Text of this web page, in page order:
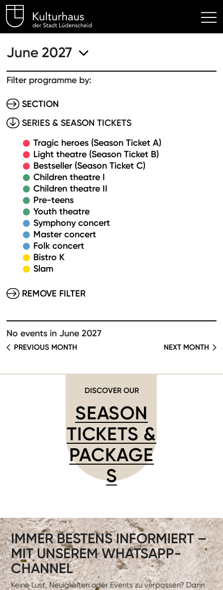
Kulturhaus Lüdenscheid
June 2027
Filter programme by:
SECTION
SERIES & SEASON TICKETS
Tragic heroes (Season Ticket A)
Light theatre (Season Ticket B)
Bestseller (Season Ticket C)
Children theatre I
Children theatre II
Pre-teens
Youth theatre
Symphony concert
Master concert
Folk concert
Bistro K
Slam
REMOVE FILTER
No events in June 2027
PREVIOUS MONTH NEXT MONTH
DISCOVER OUR
SEASON
TICKETS &
PACKAGE
S
IMMER BESTENS INFORMIERT –
MIT UNSEREM WHATSAPP-
CHANNEL
Keine Lust, Neuigkeiten oder Events zu verpassen? Dann